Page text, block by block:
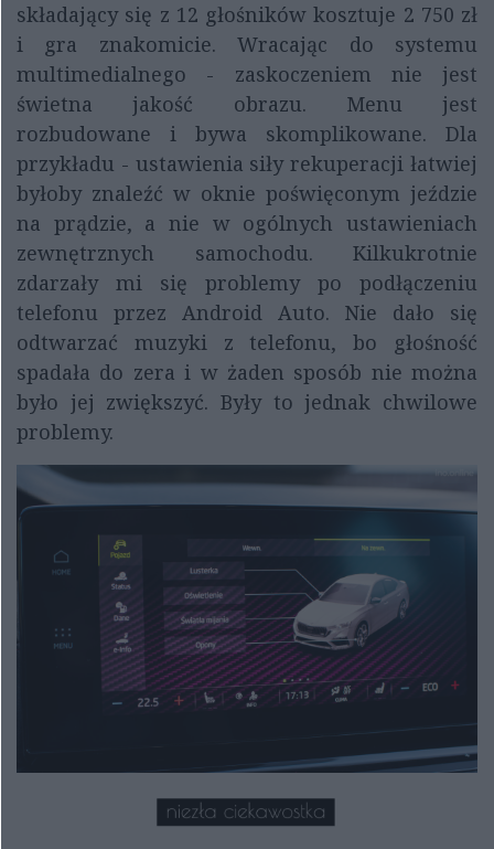
składający się z 12 głośników kosztuje 2 750 zł
i gra znakomicie. Wracając do systemu
multimedialnego - zaskoczeniem nie jest
świetna jakość obrazu. Menu jest
rozbudowane i bywa skomplikowane. Dla
przykładu - ustawienia siły rekuperacji łatwiej
byłoby znaleźć w oknie poświęconym jeździe
na prądzie, a nie w ogólnych ustawieniach
zewnętrznych samochodu. Kilkukrotnie
zdarzały mi się problemy po podłączeniu
telefonu przez Android Auto. Nie dało się
odtwarzać muzyki z telefonu, bo głośność
spadała do zera i w żaden sposób nie można
było jej zwiększyć. Były to jednak chwilowe
problemy.